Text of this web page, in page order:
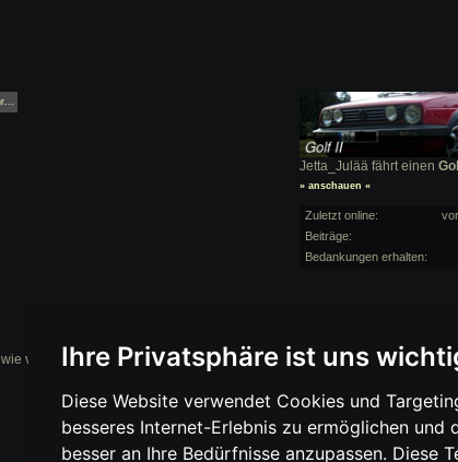
Ihre Privatsphäre ist uns
Diese Website verwendet Cookies und
besseres Internet-Erlebnis zu ermöglichen und
besser an Ihre Bedürfnisse anzupassen. Diese
Jetta_Julää fährt einen
» anschauen «
Zuletzt online:
Beiträge:
Bedankungen erhalten:
verlinkter Internetseiten.